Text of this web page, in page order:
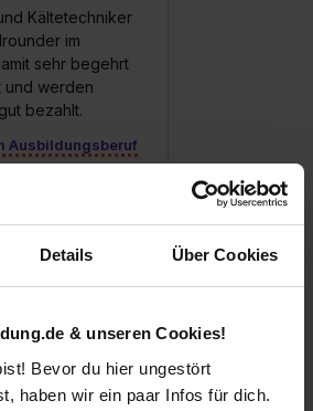
Details Über Cookies
& unseren Cookies!
Bevor du hier ungestört
haben wir ein paar Infos für dich.
Kältetechniker
im
sehr begehrt
und werden
bezahlt.
Ausbildungsberuf